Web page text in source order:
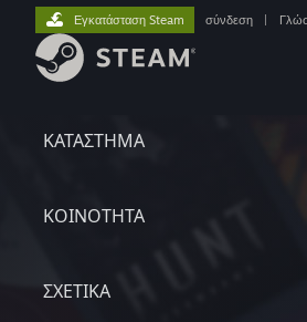
ΚΑΤΑΣΤΗΜΑ
ΚΟΙΝΟΤΗΤΑ
ΣΧΕΤΙΚΆ
Εγκατάσταση Steam σύνδεση